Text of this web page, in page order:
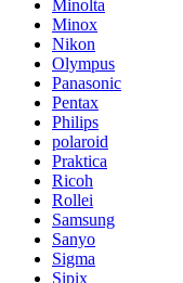
Minolta
Minox
Nikon
Olympus
Panasonic
Pentax
Philips
polaroid
Praktica
Ricoh
Rollei
Samsung
Sanyo
Sigma
Sipix